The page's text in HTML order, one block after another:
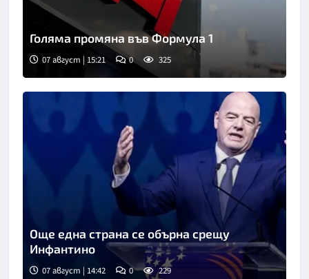
Голяма промяна във Формула 1
07 август | 15:21 0 325
Още една страна се обърна срещу
Инфантино
07 август | 14:42 0 229